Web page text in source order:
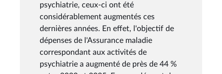
psychiatrie, ceux-ci ont été
considérablement augmentés ces
dernières années. En effet, l'objectif de
dépenses de l'Assurance maladie
correspondant aux activités de
psychiatrie a augmenté de près de 44 %